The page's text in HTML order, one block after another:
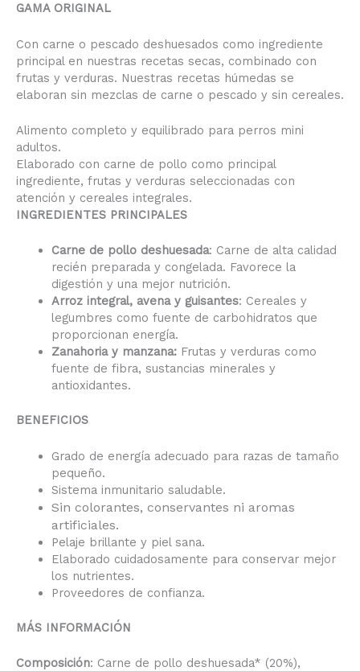
GAMA ORIGINAL
Con carne o pescado deshuesados como ingrediente
principal en nuestras recetas secas, combinado con
frutas y verduras. Nuestras recetas húmedas se
elaboran sin mezclas de carne o pescado y sin cereales.
Alimento completo y equilibrado para perros mini
adultos.
Elaborado con carne de pollo como principal
ingrediente, frutas y verduras seleccionadas con
atención y cereales integrales.
INGREDIENTES PRINCIPALES
Carne de pollo deshuesada: Carne de alta calidad
recién preparada y congelada. Favorece la
digestión y una mejor nutrición.
Arroz integral, avena y guisantes: Cereales y
legumbres como fuente de carbohidratos que
proporcionan energía.
Zanahoria y manzana:Frutas y verduras como
fuente de fibra, sustancias minerales y
antioxidantes.
BENEFICIOS
Grado de energía adecuado para razas de tamaño
pequeño.
Sistema inmunitario saludable.
Sin colorantes, conservantes ni aromas
artificiales.
Pelaje brillante y piel sana.
Elaborado cuidadosamente para conservar mejor
los nutrientes.
Proveedores de confianza.
MÁS INFORMACIÓN
Composición: Carne de pollo deshuesada* (20%),